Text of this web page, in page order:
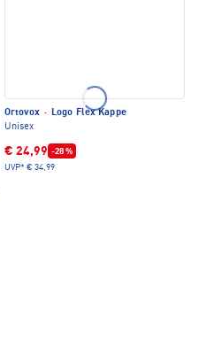
Ortovox · Logo Flex Kappe
Unisex
€ 24,99 -28 %
UVP* € 34,99